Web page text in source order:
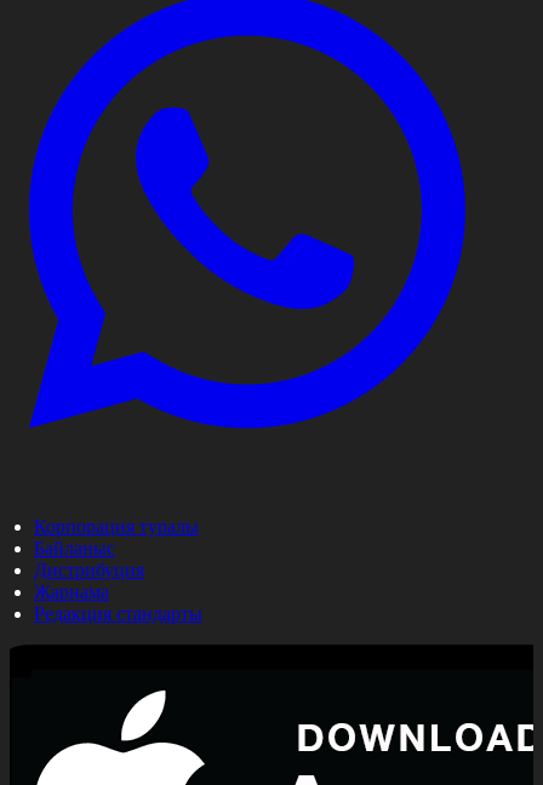
Корпорация туралы
Байланыс
Дистрибуция
Жарнама
Редакция стандарты